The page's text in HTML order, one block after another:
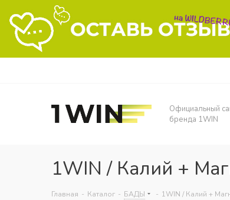
Официальный
бренда 1WIN
1WIN / Калий +
Главная - Каталог - БАДЫ - 1WIN / Калий +